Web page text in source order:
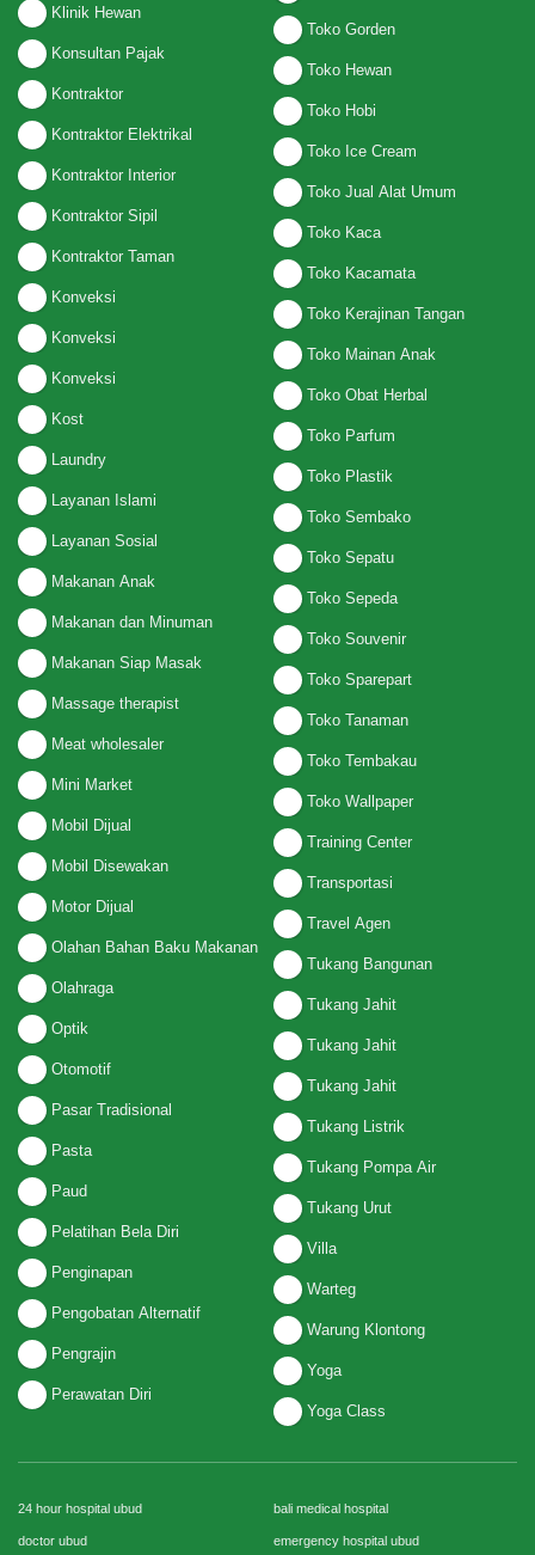
Klinik Hewan
Konsultan Pajak
Kontraktor
Kontraktor Elektrikal
Kontraktor Interior
Kontraktor Sipil
Kontraktor Taman
Konveksi
Konveksi
Konveksi
Kost
Laundry
Layanan Islami
Layanan Sosial
Makanan Anak
Makanan dan Minuman
Makanan Siap Masak
Massage therapist
Meat wholesaler
Mini Market
Mobil Dijual
Mobil Disewakan
Motor Dijual
Olahan Bahan Baku Makanan
Olahraga
Optik
Otomotif
Pasar Tradisional
Pasta
Paud
Pelatihan Bela Diri
Penginapan
Pengobatan Alternatif
Pengrajin
Perawatan Diri
Toko Gorden
Toko Hewan
Toko Hobi
Toko Ice Cream
Toko Jual Alat Umum
Toko Kaca
Toko Kacamata
Toko Kerajinan Tangan
Toko Mainan Anak
Toko Obat Herbal
Toko Parfum
Toko Plastik
Toko Sembako
Toko Sepatu
Toko Sepeda
Toko Souvenir
Toko Sparepart
Toko Tanaman
Toko Tembakau
Toko Wallpaper
Training Center
Transportasi
Travel Agen
Tukang Bangunan
Tukang Jahit
Tukang Jahit
Tukang Jahit
Tukang Listrik
Tukang Pompa Air
Tukang Urut
Villa
Warteg
Warung Klontong
Yoga
Yoga Class
24 hour hospital ubud bali medical hospital
doctor ubud emergency hospital ubud